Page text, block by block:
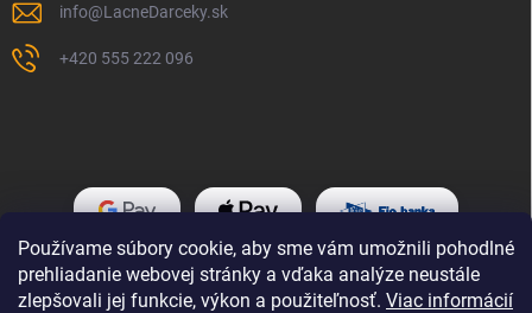
Používame súbory cookie, aby sme vám umožnili pohodlné
prehliadanie webovej stránky a vďaka analýze neustále
zlepšovali jej funkcie, výkon a použiteľnosť. Viac informácií
info@LacneDarceky.sk
+420 555 222 096